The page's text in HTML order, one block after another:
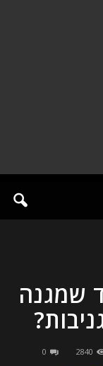
שמגנה
2840
0